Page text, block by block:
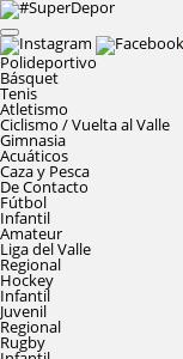
Polideportivo
Básquet
Tenis
Atletismo
Ciclismo / Vuelta al Valle
Gimnasia
Acuáticos
Caza y Pesca
De Contacto
Fútbol
Infantil
Amateur
Liga del Valle
Regional
Hockey
Infantil
Juvenil
Regional
Rugby